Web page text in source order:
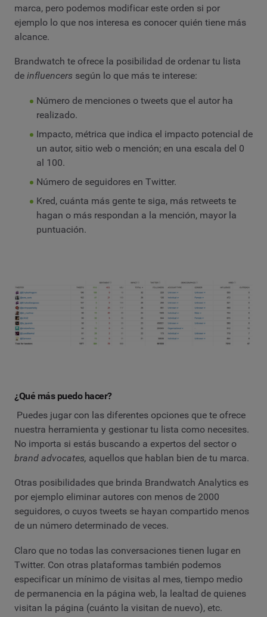
marca, pero podemos modificar este orden si por
ejemplo lo que nos interesa es conocer quién tiene más
alcance.
Brandwatch te ofrece la posibilidad de ordenar tu lista
de influencers según lo que más te interese:
Número de menciones o tweets que el autor ha
realizado.
Impacto, métrica que indica el impacto potencial de
un autor, sitio web o mención; en una escala del 0
al 100.
Número de seguidores en Twitter.
Kred, cuánta más gente te siga, más retweets te
hagan o más respondan a la mención, mayor la
puntuación.
¿Qué más puedo hacer?
Puedes jugar con las diferentes opciones que te ofrece
nuestra herramienta y gestionar tu lista como necesites.
No importa si estás buscando a expertos del sector o
brand advocates, aquellos que hablan bien de tu marca.
Otras posibilidades que brinda Brandwatch Analytics es
por ejemplo eliminar autores con menos de 2000
seguidores, o cuyos tweets se hayan compartido menos
de un número determinado de veces.
Claro que no todas las conversaciones tienen lugar en
Twitter. Con otras plataformas también podemos
especificar un mínimo de visitas al mes, tiempo medio
de permanencia en la página web, la lealtad de quienes
visitan la página (cuánto la visitan de nuevo), etc.